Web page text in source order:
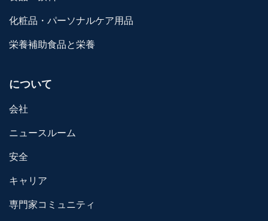
化粧品・パーソナルケア用品
栄養補助食品と栄養
について
会社
ニュースルーム
安全
キャリア
専門家コミュニティ